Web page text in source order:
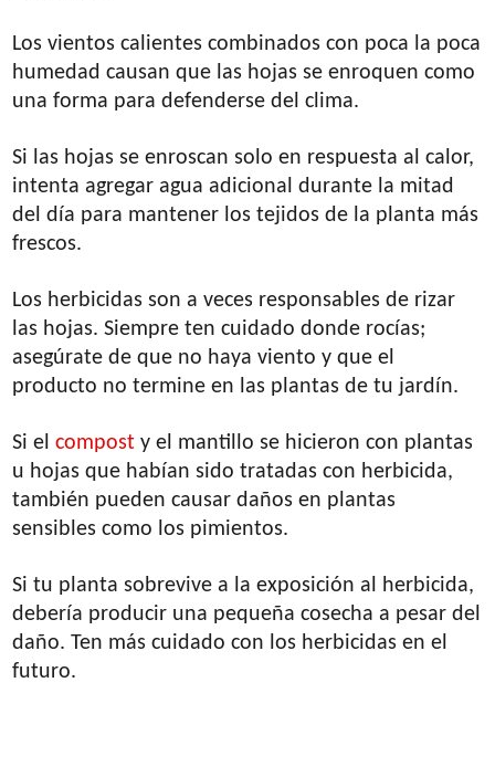
Los vientos calientes combinados con poca la poca
humedad causan que las hojas se enroquen como
una forma para defenderse del clima.
Si las hojas se enroscan solo en respuesta al calor,
intenta agregar agua adicional durante la mitad
del día para mantener los tejidos de la planta más
frescos.
Los herbicidas son a veces responsables de rizar
las hojas. Siempre ten cuidado donde rocías;
asegúrate de que no haya viento y que el
producto no termine en las plantas de tu jardín.
Si elcompost y el mantillo se hicieron con plantas
u hojas que habían sido tratadas con herbicida,
también pueden causar daños en plantas
sensibles como los pimientos.
Si tu planta sobrevive a la exposición al herbicida,
debería producir una pequeña cosecha a pesar del
daño. Ten más cuidado con los herbicidas en el
futuro.